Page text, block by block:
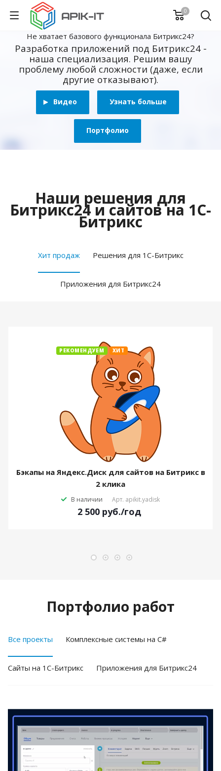
0
Не хватает базового функционала Битрикс24?
Разработка приложений под Битрикс24 -
наша специализация. Решим вашу
проблему любой сложности (даже, если
другие отказывают).
Видео Узнать больше
Портфолио
Наши решения для
Битрикс24 и сайтов на 1С-
Битрикс
Хит продаж Решения для 1С-Битрикс
Приложения для Битрикс24
РЕКОМЕНДУЕМ ХИТ
Бэкапы на Яндекс.Диск для сайтов на Битрикс в
2 клика
В наличии Арт. apikit.yadisk
2 500 руб./год
Портфолио работ
Все проекты Комплексные системы на C#
Cайты на 1С-Битрикс Приложения для Битрикс24